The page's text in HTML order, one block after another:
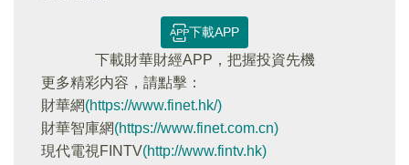
下載APP
下載財華財經APP，把握投資先機
更多精彩内容，請點擊：
財華網(https://www.finet.hk/)
財華智庫網(https://www.finet.com.cn)
現代電視FINTV(http://www.fintv.hk)